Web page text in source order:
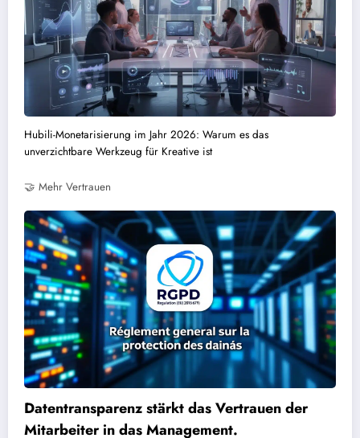
Hubili-Monetarisierung im Jahr 2026: Warum es das
unverzichtbare Werkzeug für Kreative ist
🤝 Mehr Vertrauen
Datentransparenz stärkt das Vertrauen der
Mitarbeiter in das Management.